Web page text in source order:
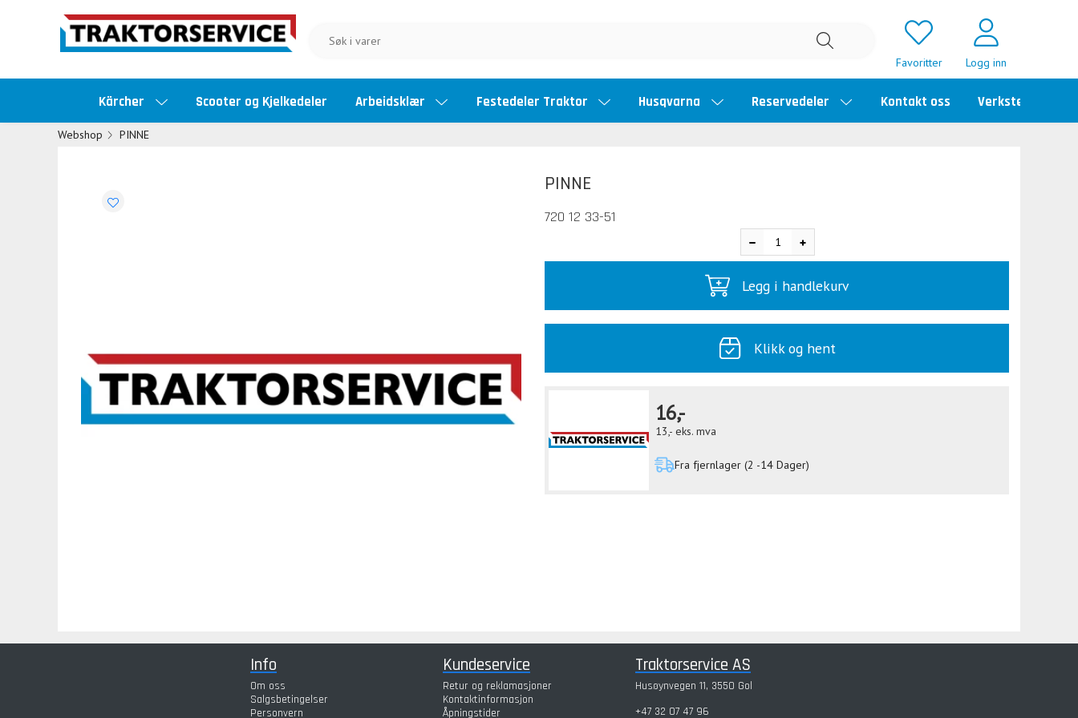
Favoritter Logg inn
Kärcher Scooter og Kjelkedeler Arbeidsklær Festedeler Traktor Husqvarna Reservedeler Kontakt oss Verkstedtime
Webshop PINNE
PINNE
720 12 33-51
Legg i handlekurv
Klikk og hent
16,-
13,- eks. mva
Fra fjernlager (2 -14 Dager)
Info
Om oss
Salgsbetingelser
Personvern
Kundeservice
Retur og reklamasjoner
Kontaktinformasjon
Åpningstider
Traktorservice AS
Husøynvegen 11, 3550 Gol
+47 32 07 47 96